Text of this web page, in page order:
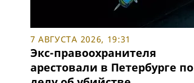
7 АВГУСТА 2026, 19:31
Экс-правоохранителя
арестовали в Петербурге по